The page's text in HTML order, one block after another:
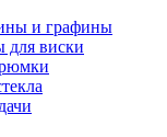
и графины
для виски